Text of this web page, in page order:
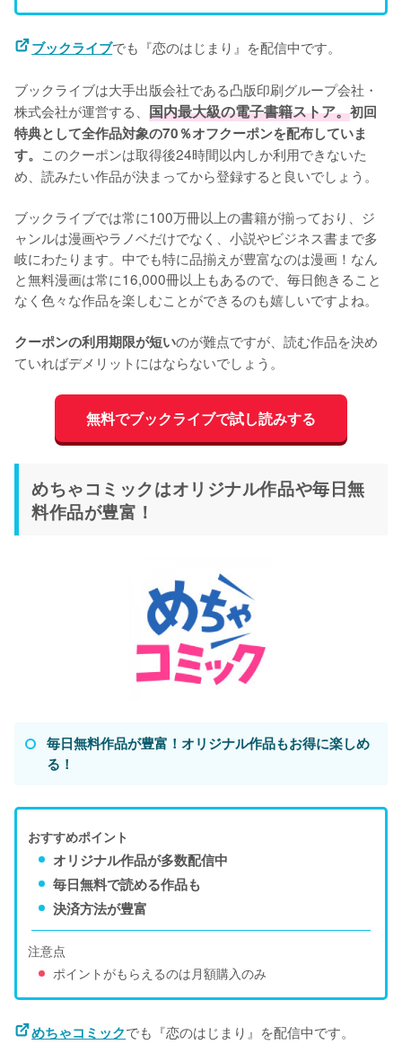
ブックライブでも『恋のはじまり』を配信中です。
ブックライブは大手出版会社である凸版印刷グループ会社・
株式会社が運営する、 国内最大級の電子書籍ストア。初回
特典として全作品対象の70％オフクーポンを配布していま
す。 このクーポンは取得後24時間以内しか利用できないた
め、読みたい作品が決まってから登録すると良いでしょう。
ブックライブでは常に100万冊以上の書籍が揃っており、ジ
ャンルは漫画やラノベだけでなく、小説やビジネス書まで多
岐にわたります。中でも特に品揃えが豊富なのは漫画！なん
と無料漫画は常に16,000冊以上もあるので、毎日飽きること
なく色々な作品を楽しむことができるのも嬉しいですよね。
クーポンの利用期限が短いのが難点ですが、読む作品を決め
ていればデメリットにはならないでしょう。
無料でブックライブで試し読みする
めちゃコミックはオリジナル作品や毎日無
料作品が豊富！
毎日無料作品が豊富！オリジナル作品もお得に楽しめ
る！
おすすめポイント
オリジナル作品が多数配信中
毎日無料で読める作品も
決済方法が豊富
注意点
ポイントがもらえるのは月額購入のみ
めちゃコミックでも『恋のはじまり』を配信中です。